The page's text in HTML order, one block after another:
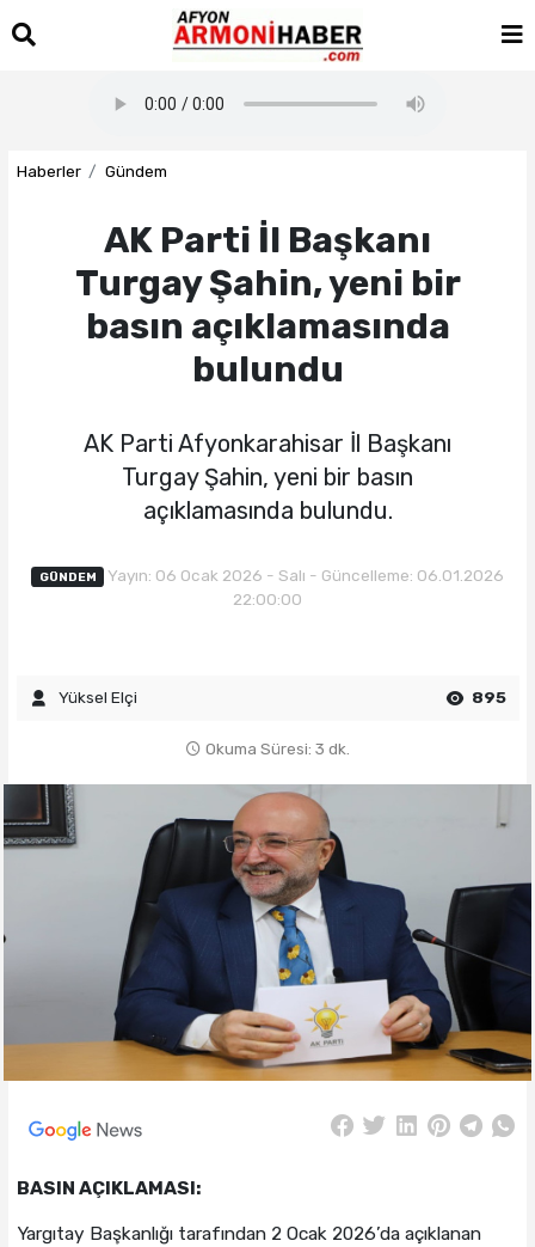
Haberler Gündem
AK Parti İl Başkanı
Turgay Şahin, yeni bir
basın açıklamasında
bulundu
AK Parti Afyonkarahisar İl Başkanı
Turgay Şahin, yeni bir basın
açıklamasında bulundu.
GÜNDEM
Yayın: 06 Ocak 2026 - Salı - Güncelleme: 06.01.2026
22:00:00
Yüksel Elçi 895
Okuma Süresi: 3 dk.
BASIN AÇIKLAMASI:
Yargıtay Başkanlığı tarafından 2 Ocak 2026’da açıklanan